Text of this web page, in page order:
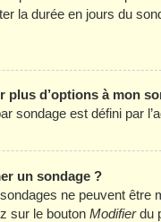
la durée en jours du
plus d’options à mon
sondage est défini par
un sondage ?
ne peuvent être
sur le bouton Modifierdu